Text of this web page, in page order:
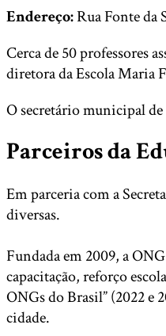
Endereço:Rua Fonte da
Cerca de 50 professores
diretora da Escola Maria
O secretário municipal
Parceiros da
Em parceria com a
diversas.
Fundada em 2009, a
capacitação, reforço
ONGs do Brasil” (2022 e
cidade.